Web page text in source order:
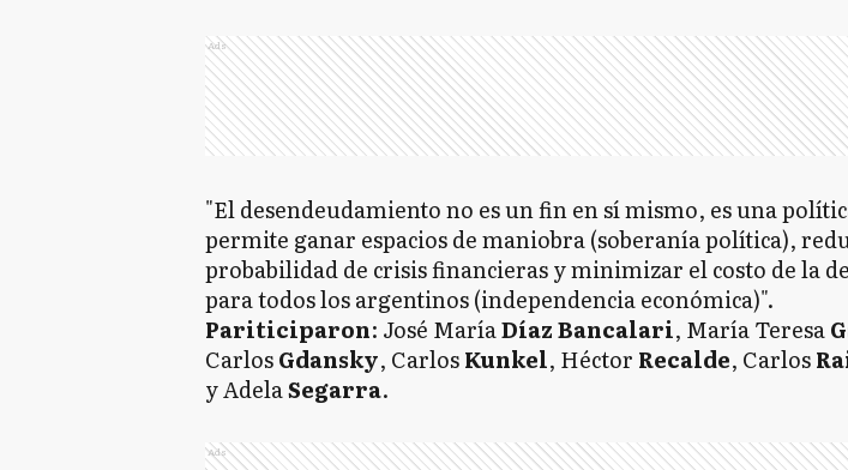
Ads
"El desendeudamiento no es un fin en sí mismo, es una
permite ganar espacios de maniobra (soberanía política),
probabilidad de crisis financieras y minimizar el costo de la
para todos los argentinos (independencia económica)".
Pariticiparon: José MaríaDíaz Bancalari, María Teresa
CarlosGdansky, CarlosKunkel, Héctor Recalde, Carlos
y AdelaSegarra.
Ads